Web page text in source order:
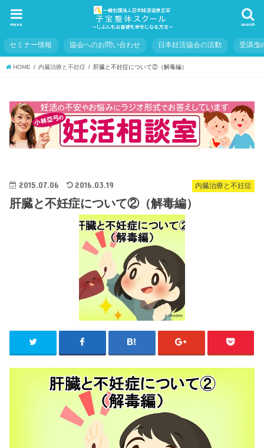
search
menu
セミナー情報 協会へのお問い合わせ 日本妊活協会の活動 受講生
HOME 内臓治療と不妊症 肝臓と不妊症について②（解毒編）
内臓治療と不妊症
2015.07.06 2016.03.19
肝臓と不妊症について②（解毒編）